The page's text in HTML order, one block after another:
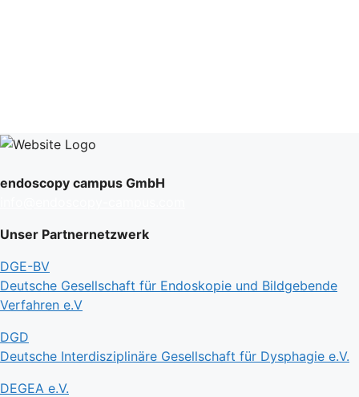
endoscopy campus GmbH
Unser Partnernetzwerk
DGE-BV
Deutsche Gesellschaft für Endoskopie und Bildgebende
Verfahren e.V
DGD
Deutsche Interdisziplinäre Gesellschaft für Dysphagie e.V.
DEGEA e.V.